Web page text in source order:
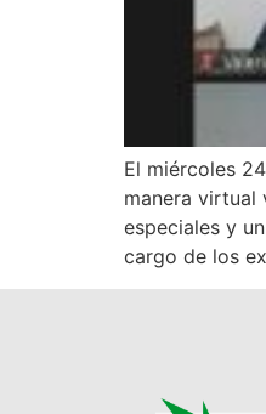
El miércoles
manera virtual
especiales y
cargo de los